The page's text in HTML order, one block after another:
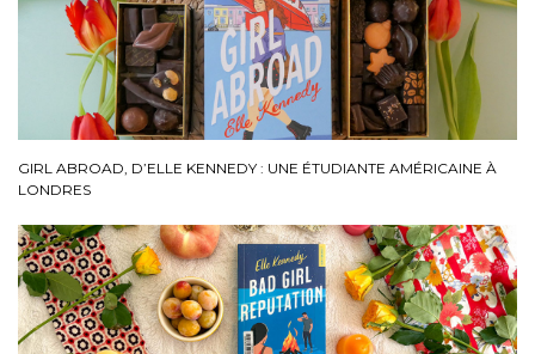
GIRL ABROAD, D’ELLE KENNEDY : UNE ÉTUDIANTE AMÉRICAINE À
LONDRES